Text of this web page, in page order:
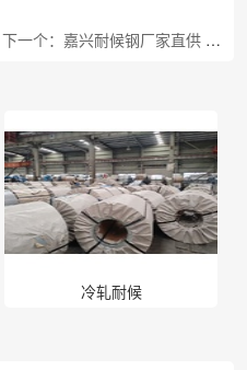
下一个：嘉兴耐候钢厂家直供 长三角物流配套
冷轧耐候